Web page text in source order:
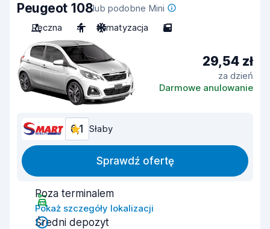
Peugeot 108lub podobne Mini
Ręczna
4 Klimatyzacja 5
29,54 zł
za dzień
Darmowe anulowanie
6,1 Słaby
Sprawdź ofertę
Poza terminalem
Pokaż szczegóły lokalizacji
Średni depozyt